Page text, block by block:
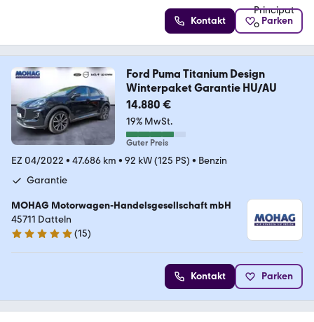
Kontakt Parken
Ford Puma Titanium Design
Winterpaket Garantie HU/AU
14.880 €
19% MwSt.
Guter Preis
EZ 04/2022 • 47.686 km • 92 kW (125 PS) • Benzin
Garantie
MOHAG Motorwagen-Handelsgesellschaft mbH
45711 Datteln
5 Sterne
(15)
Kontakt Parken